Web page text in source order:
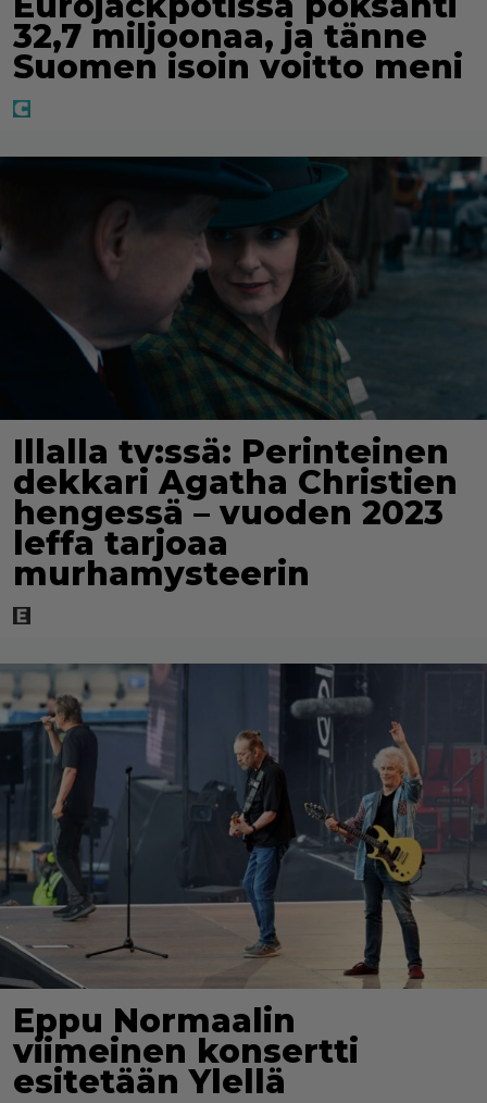
32,7 miljoonaa, ja tänne
Suomen isoin voitto meni
Illalla tv:ssä: Perinteinen
dekkari Agatha Christien
hengessä – vuoden 2023
leffa tarjoaa
murhamysteerin
Eppu Normaalin
viimeinen konsertti
esitetään Ylellä